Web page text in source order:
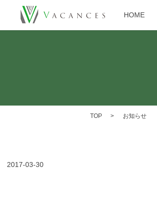
HOME
TOP お知らせ
2017-03-30